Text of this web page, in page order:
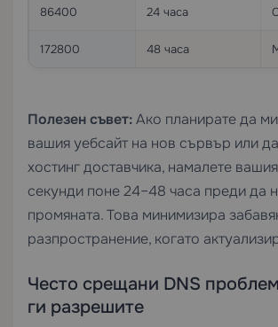
86400 24 часа
172800 48 часа
Полезен съвет:Ако планирате да
вашия уебсайт на нов сървър или
хостинг доставчика, намалете
секунди поне 24–48 часа преди да
промяната. Това минимизира
разпространение, когато
Често срещани DNS
ги разрешите